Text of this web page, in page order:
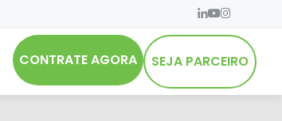
CONTRATE AGORA SEJA PARCEIRO